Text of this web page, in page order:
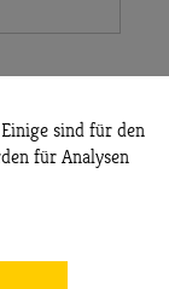
sind für den
für Analysen